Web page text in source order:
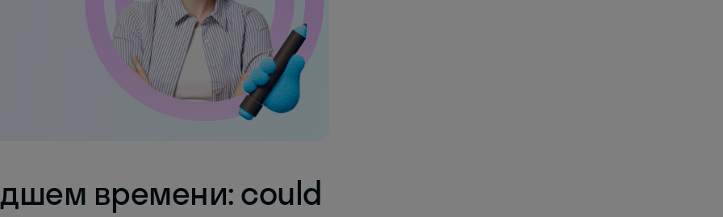
времени: could